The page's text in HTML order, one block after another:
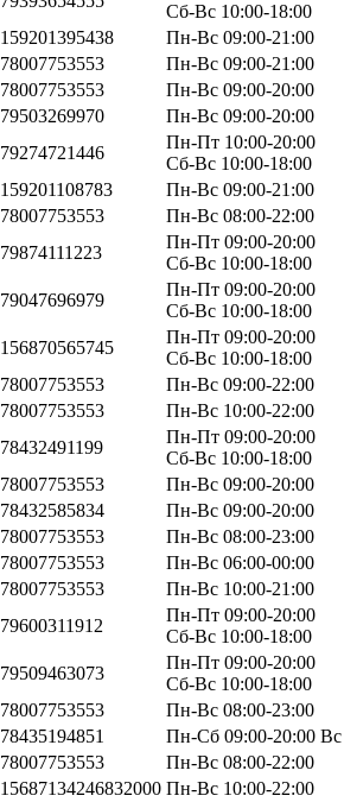
Сб-Вс 10:00-18:00
159201395438
Пн-Вс 09:00-21:00
78007753553
Пн-Вс 09:00-21:00
78007753553
Пн-Вс 09:00-20:00
79503269970
Пн-Вс 09:00-20:00
79274721446
Пн-Пт 10:00-20:00
Сб-Вс 10:00-18:00
159201108783
Пн-Вс 09:00-21:00
78007753553
Пн-Вс 08:00-22:00
79874111223
Пн-Пт 09:00-20:00
Сб-Вс 10:00-18:00
79047696979
Пн-Пт 09:00-20:00
Сб-Вс 10:00-18:00
156870565745
Пн-Пт 09:00-20:00
Сб-Вс 10:00-18:00
78007753553
Пн-Вс 09:00-22:00
78007753553
Пн-Вс 10:00-22:00
78432491199
Пн-Пт 09:00-20:00
Сб-Вс 10:00-18:00
78007753553
Пн-Вс 09:00-20:00
78432585834
Пн-Вс 09:00-20:00
78007753553
Пн-Вс 08:00-23:00
78007753553
Пн-Вс 06:00-00:00
78007753553
Пн-Вс 10:00-21:00
79600311912
Пн-Пт 09:00-20:00
Сб-Вс 10:00-18:00
79509463073
Пн-Пт 09:00-20:00
Сб-Вс 10:00-18:00
78007753553
Пн-Вс 08:00-23:00
78435194851
Пн-Сб 09:00-20:00 Вс
78007753553
Пн-Вс 08:00-22:00
15687134246832000 Пн-Вс 10:00-22:00